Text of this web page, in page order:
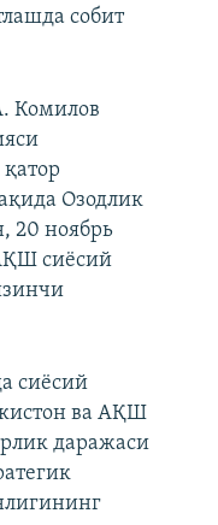
собит
Комилов
Озодлик
20 ноябрь
сиёсий
сиёсий
ва АҚШ
даражаси